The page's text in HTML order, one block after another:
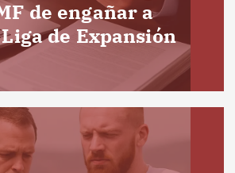
de engañar a
de Expansión